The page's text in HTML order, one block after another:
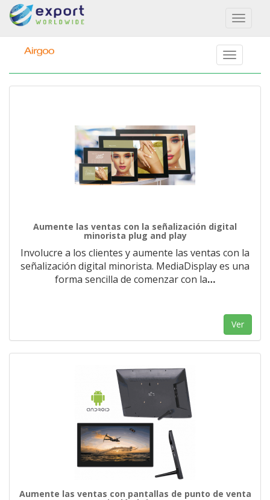
Toggle
Aumente las ventas con la señalización digital
minorista plug and play
Involucre a los clientes y aumente las ventas con la
señalización digital minorista. MediaDisplay es una
forma sencilla de comenzar con la…
Ver
Aumente las ventas con pantallas de punto de venta